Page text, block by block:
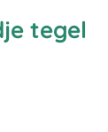
tegel